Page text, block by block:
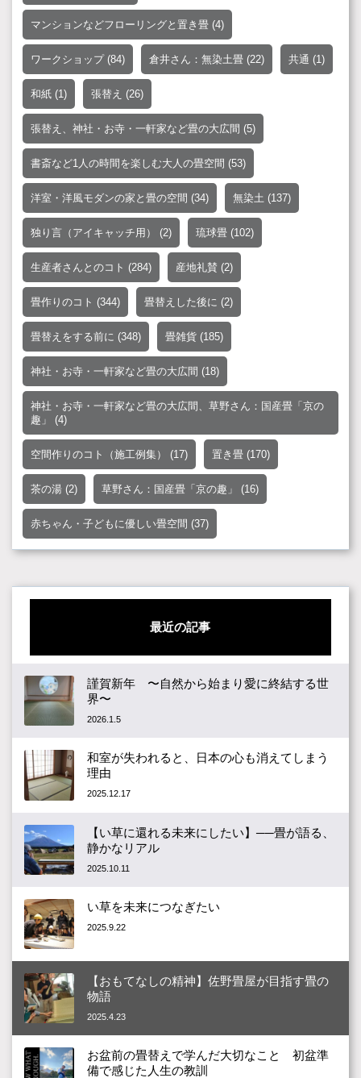
マンションなどフローリングと置き畳 (4)
ワークショップ(84) 倉井さん：無染土畳 (22) 共通 (1)
和紙 (1) 張替え (26)
張替え、神社・お寺・一軒家など畳の大広間 (5)
書斎など1人の時間を楽しむ大人の畳空間 (53)
洋室・洋風モダンの家と畳の空間 (34) 無染土 (137)
独り言（アイキャッチ用） (2) 琉球畳 (102)
生産者さんとのコト (284) 産地礼賛 (2)
畳作りのコト (344) 畳替えした後に (2)
畳替えをする前に (348) 畳雑貨 (185)
神社・お寺・一軒家など畳の大広間 (18)
神社・お寺・一軒家など畳の大広間、草野さん：国産畳「京の
趣」
(4)
空間作りのコト（施工例集） (17) 置き畳 (170)
茶の湯 (2) 草野さん：国産畳「京の趣」 (16)
赤ちゃん・子どもに優しい畳空間 (37)
最近の記事
謹賀新年 〜自然から始まり愛に終結する世
界〜
2026.1.5
和室が失われると、日本の心も消えてしまう
理由
2025.12.17
【い草に還れる未来にしたい】──畳が語る、
静かなリアル
2025.10.11
い草を未来につなぎたい
2025.9.22
【おもてなしの精神】佐野畳屋が目指す畳の
物語
2025.4.23
お盆前の畳替えで学んだ大切なこと 初盆準
備で感じた人生の教訓